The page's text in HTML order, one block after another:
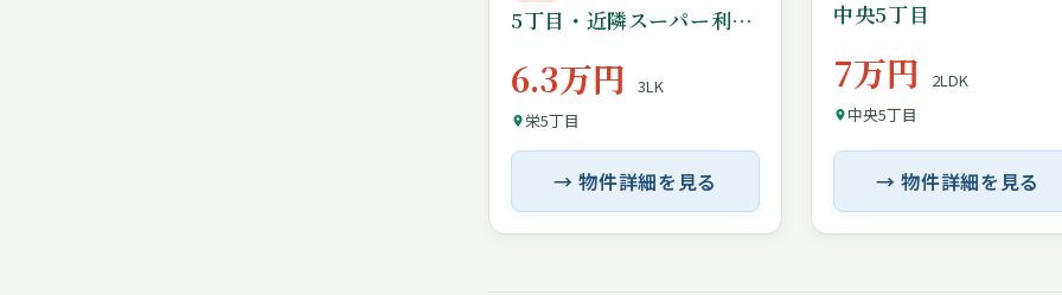
5丁目・近隣スーパー利便
6.3万円
3LK
栄5丁目
→ 物件詳細を見る
中央5丁目
7万円
2LDK
中央5丁目
→ 物件詳細を見る